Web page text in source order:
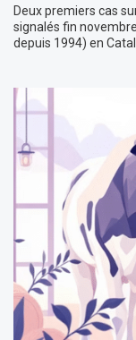
Deux premiers cas
signalés fin
depuis 1994) en